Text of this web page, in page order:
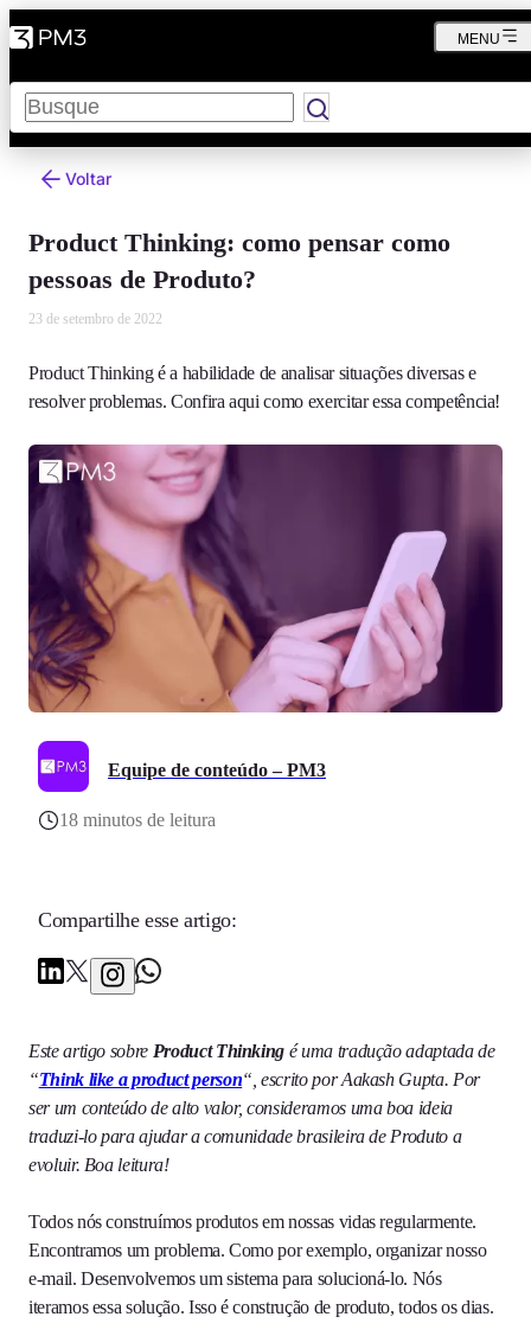
Pesquisar
MENU
Voltar
Equipe de conteúdo – PM3
18 minutos de leitura
Compartilhe esse artigo:
Product Thinking: como pensar como
pessoas de Produto?
23 de setembro de 2022
Product Thinking é a habilidade de analisar situações diversas e
resolver problemas. Confira aqui como exercitar essa competência!
Este artigo sobre Product Thinking é uma tradução adaptada de
“Think like a product person“, escrito por Aakash Gupta. Por
ser um conteúdo de alto valor, consideramos uma boa ideia
traduzi-lo para ajudar a comunidade brasileira de Produto a
evoluir. Boa leitura!
Todos nós construímos produtos em nossas vidas regularmente.
Encontramos um problema. Como por exemplo, organizar nosso
e-mail. Desenvolvemos um sistema para solucioná-lo. Nós
iteramos essa solução. Isso é construção de produto, todos os dias.